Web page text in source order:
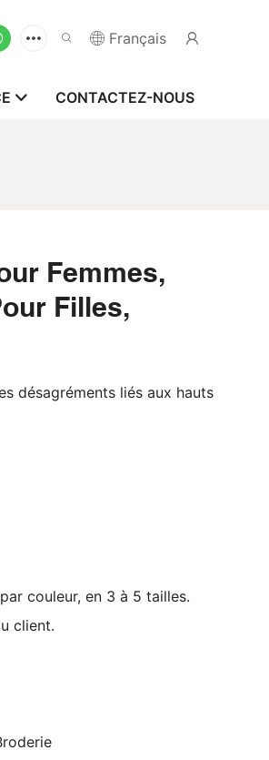
Français
CONTACTEZ-NOUS
Femmes,
Filles,
désagréments liés aux hauts
couleur, en 3 à 5 tailles.
client.